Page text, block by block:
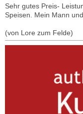
Sehr gutes Preis-
Speisen. Mein Mann
(von Lore zum Felde)